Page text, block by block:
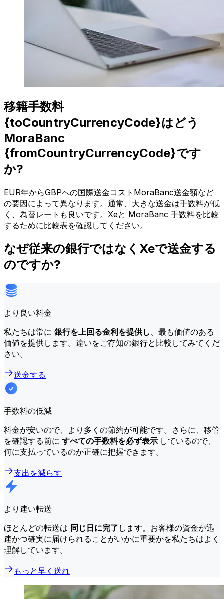
移籍手数料
{toCountryCurrencyCode}はどう
MoraBanc
{fromCountryCurrencyCode}です
か?
EUR年からGBPへの国際送金コストMoraBanc送金額など
の要因によって異なります。通常、大きな送金は手数料が低
く、為替レートも良いです。Xeと MoraBanc 手数料を比較
するために比較表を確認してください。
なぜ従来の銀行ではなくXeで送金する
のですか?
より良い料金
私たちは常に 銀行を上回る金利を提供し 、最も価値のある
価値を提供します。違いをご存知の銀行と比較してみてくだ
さい。
送金する
手数料の低減
料金が安いので、より多くの節約が可能です。さらに、移管
を確認する前に すべての手数料を必ず表示 しているので、
何に支払っているのか正確に把握できます。
支出を減らす
より速い転送
ほとんどの転送は 同じ日に完了 します。お客様の資金が迅
速かつ確実に届けられることがいかに重要かを私たちはよく
理解しています。
もっと早く送れ